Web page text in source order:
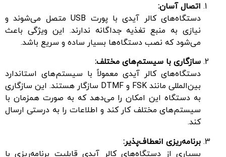
اتصال آسان:
دستگاه‌های کالر آیدی با پورت USB متصل می‌شوند و
نیازی به منبع تغذیه جداگانه ندارند. این ویژگی باعث
می‌شود که نصب دستگاه‌ها بسیار ساده و سریع باشد.
سازگاری با سیستم‌های مختلف:
دستگاه‌های کالر آیدی معمولاً با سیستم‌های استاندارد
بین‌المللی مانند FSK و DTMF سازگار هستند. این سازگاری
به دستگاه این امکان را می‌دهد که به صورت همزمان با
سیستم‌های مختلف کار کند و اطلاعات را به درستی ارسال
کند.
برنامه‌ریزی انعطاف‌پذیر:
بسیاری از دستگاه‌های کالر آیدی قابلیت برنامه‌ریزی با